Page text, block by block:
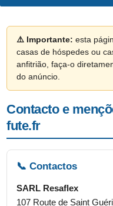
⚠️ Importante: esta
casas de hóspedes ou
anfitrião, faça-o
do anúncio.
Contacto e
fute.fr
📞 Contactos
SARL Resaflex
107 Route de Saint